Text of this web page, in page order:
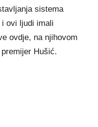
sistema
ovi ljudi imali
ovdje, na njihovom
Hušić.